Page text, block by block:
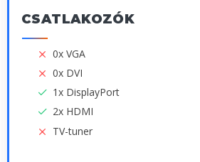
CSATLAKOZÓK
0x VGA
0x DVI
1x DisplayPort
2x HDMI
TV-tuner